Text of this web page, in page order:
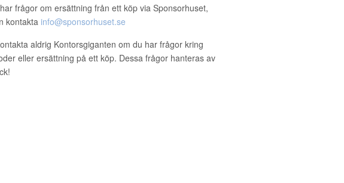
frågor om ersättning från ett köp via Sponsorhuset,
kontakta info@sponsorhuset.se
aldrig Kontorsgiganten om du har frågor kring
eller ersättning på ett köp. Dessa frågor hanteras av